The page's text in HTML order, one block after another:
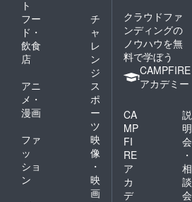
ト
フー
ド・
飲食
店
チ
ャ
レ
ン
ジ
アニ
メ・
漫画
ス
ポ
ー
ツ
ファ
ッ
ショ
ン
映
像
・
映
画
クラウドファ
ンディングの
ノウハウを無
料で学ぼう
CAMPFIRE
アカデミー
CA
MP
FI
RE
ア
カ
デ
説
明
会
・
相
談
会